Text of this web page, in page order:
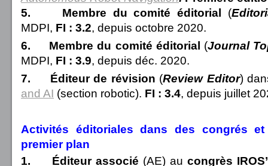
5.
Membre du comité éditorial (
MDPI, FI : 3.2, depuis octobre 2020.
6.
Membre du comité éditorial (Journal
MDPI, FI : 3.9, depuis déc. 2020.
7.
Éditeur de révision (Review Editor)
and AI (section robotic). FI : 3.4, depuis juillet
Activités éditoriales dans des congrés
premier plan
1.
Éditeurassocié (AE) au congrès